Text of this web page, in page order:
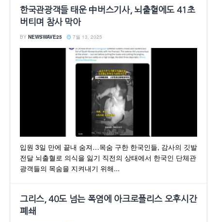
한국관광객들 태운 中버스기사, 뇌출혈에도 41초
버티며 참사 막아
BY NEWSWAVE25 7월 13, 2025
입원 3일 만에 끝내 숨져…목숨 구한 한국인들, 감사의 깃발
전달 뇌출혈로 의식을 잃기 직전의 상태에서 한국인 단체관
광객들의 목숨을 지켜내기 위해...
그리스, 40도 넘는 폭염에 아크로폴리스 오후시간
폐쇄